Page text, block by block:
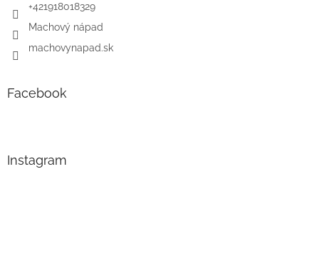
+421918018329
Machový nápad
machovynapad.sk
Facebook
Instagram